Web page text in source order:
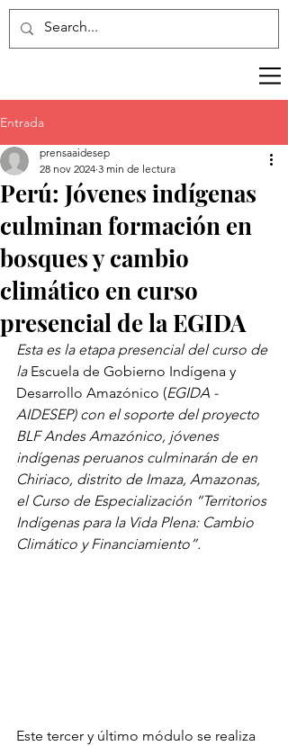
Entrada
Perú: Jóvenes indígenas
culminan formación en
bosques y cambio
climático en curso
presencial de la EGIDA
prensaaidesep
28 nov 2024 3 min de lectura
Esta es la etapa presencial del curso de
la Escuela de Gobierno Indígena y
Desarrollo Amazónico (EGIDA -
AIDESEP) con el soporte del proyecto
BLF Andes Amazónico, jóvenes
indígenas peruanos culminarán de en
Chiriaco, distrito de Imaza, Amazonas,
el Curso de Especialización “Territorios
Indígenas para la Vida Plena: Cambio
Climático y Financiamiento”.
Este tercer y último módulo se realiza